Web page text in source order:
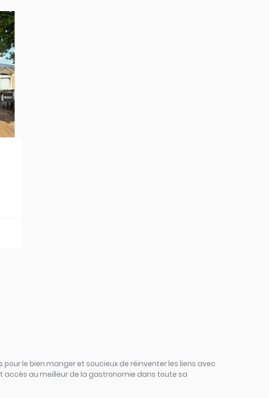
le bien manger et soucieux de réinventer les liens avec
accès au meilleur de la gastronomie dans toute sa